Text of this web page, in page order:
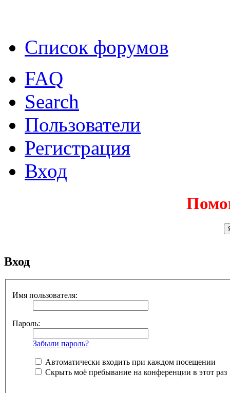
Список форумов
FAQ
Search
Пользователи
Регистрация
Вход
Вход
Имя пользователя:
Пароль:
Забыли пароль?
Автоматически входить при каждом посещении
Скрыть моё пребывание на конференции в этот раз